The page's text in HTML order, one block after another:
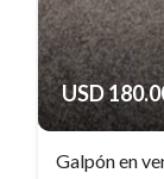
USD